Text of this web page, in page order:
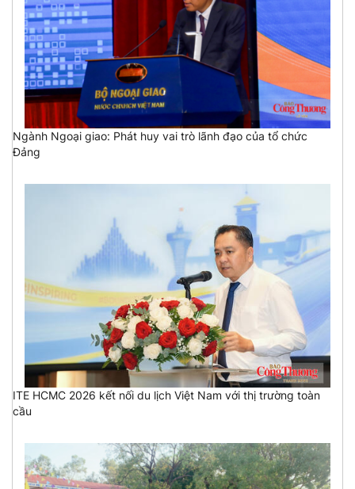
Ngành Ngoại giao: Phát huy vai trò lãnh đạo của tổ chức
Đảng
ITE HCMC 2026 kết nối du lịch Việt Nam với thị trường toàn
cầu